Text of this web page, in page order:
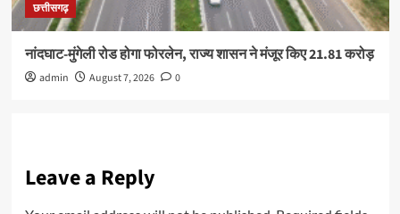
छत्तीसगढ़
नांदघाट-मुंगेली रोड होगा फोरलेन, राज्य शासन ने मंजूर किए 21.81 करोड़
admin August 7, 2026 0
Leave a Reply